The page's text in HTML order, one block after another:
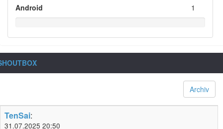
Android 1
Archiv
TenSai:
31.07.2025 20:50